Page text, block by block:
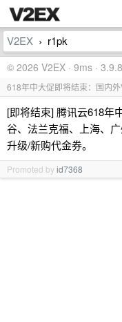
V2EX › r1pk
© 2026 V2EX · 9ms ·
618年中大促即将结束：国内
[即将结束] 腾讯云618年
谷、法兰克福、上海、
升级/新购代金券。
Promoted byid7368